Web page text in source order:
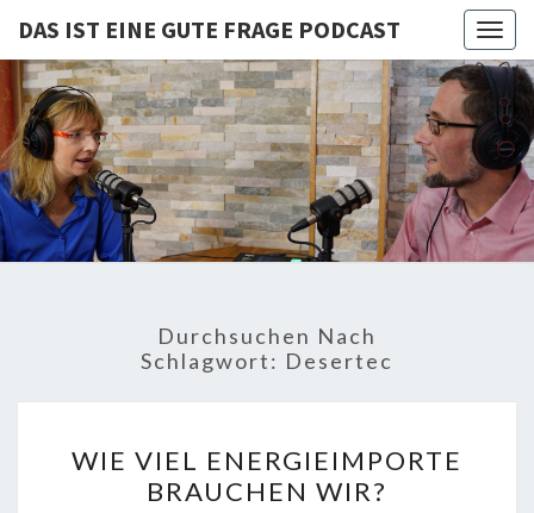
DAS IST EINE GUTE FRAGE PODCAST
DAS IST
EINE
GUTE
FRAGE
PODCAST
Von Cornelia Und
Volker
Quaschning – Der
Podcast Zur
Klimakrise Und
Energierevolution
Energiewende-
Fakten Und
Hintergründe
Durchsuchen Nach
Schlagwort: Desertec
VIEL
ENERGIEIMPORTE
WIE VIEL ENERGIEIMPORTE
BRAUCHEN WIR?